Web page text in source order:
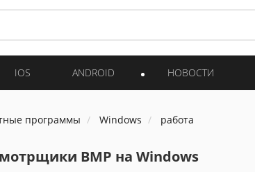
IOS ANDROID НОВОСТИ
программы Windows работа
BMP на Windows